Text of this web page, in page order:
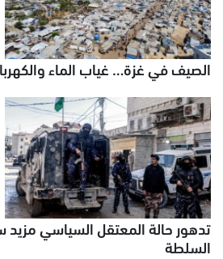
الصيف في غزة… غياب الماء
تدهور حالة المعتقل السياسي
السلطة